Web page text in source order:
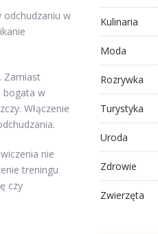
odchudzaniu w
. Zamiast
bogata w
Włączenie
nie
treningu
czy
Kulinaria
Moda
Rozrywka
Turystyka
Uroda
Zdrowie
Zwierzęta